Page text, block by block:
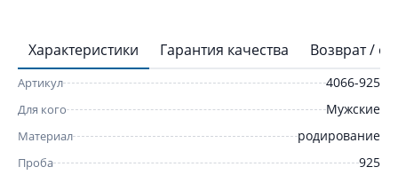
Характеристики Гарантия качества Возврат /
Артикул 4066-925
Для кого Мужские
Материал родирование
Проба 925